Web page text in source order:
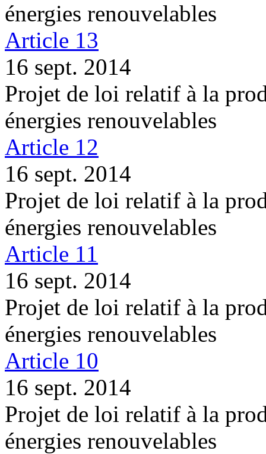
énergies renouvelables
Article 13
16 sept. 2014
Projet de loi relatif à la
énergies renouvelables
Article 12
16 sept. 2014
Projet de loi relatif à la
énergies renouvelables
Article 11
16 sept. 2014
Projet de loi relatif à la
énergies renouvelables
Article 10
16 sept. 2014
Projet de loi relatif à la
énergies renouvelables